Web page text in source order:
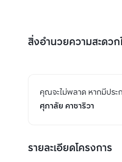
สิ่งอำนวยความสะดว
คุณจะไม่พลาด หากมีประ
ศุภาลัย คาซาริวา
รายละเอียดโครงการ